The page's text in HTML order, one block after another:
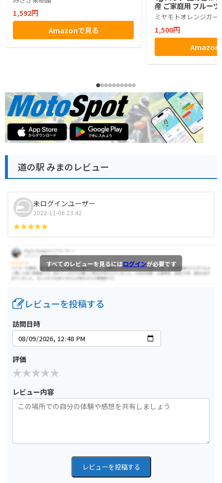
1,592円
Amazonで見る
産 ご家庭用 フルー
物不使用 (4本)
ミヤモトオレンジガー
1,500円
Amazon
道の駅 みまのレビュー
未ログインユーザー
2022-11-06 23:42
すべてのレビューを見るにはログインが必要です
レビューを投稿する
訪問日時
評価
レビュー内容
レビューを投稿する